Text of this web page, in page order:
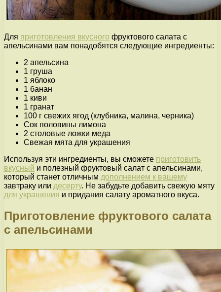
Для приготовления вкусного фруктового салата с
апельсинами вам понадобятся следующие ингредиенты:
2 апельсина
1 груша
1 яблоко
1 банан
1 киви
1 гранат
100 г свежих ягод (клубника, малина, черника)
Сок половины лимона
2 столовые ложки меда
Свежая мята для украшения
Используя эти ингредиенты, вы сможете приготовить
вкусный и полезный фруктовый салат с апельсинами,
который станет отличным дополнением к вашему
завтраку или десерту. Не забудьте добавить свежую мяту
для украшения и придания салату ароматного вкуса.
Приготовление фруктового салата
с апельсинами